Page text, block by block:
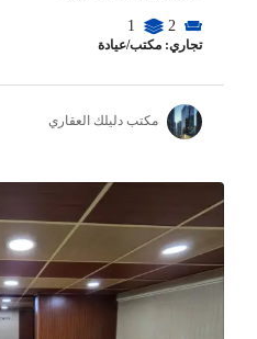
2
1
تجاري: مكتب/عيادة
مكتب دليلك العقاري